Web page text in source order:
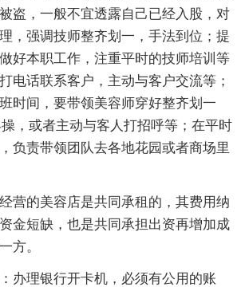
盗，一般不宜透露自己已经入股，对
，强调技师整齐划一，手法到位；提
好本职工作，注重平时的技师培训等
电话联系客户，主动与客户交流等；
时间，要带领美容师穿好整齐划一
，或者主动与客人打招呼等；在平时
负责带领团队去各地花园或者商场里
营的美容店是共同承租的，其费用纳
金短缺，也是共同承担出资再增加成
方。
办理银行开卡机，必须有公用的账